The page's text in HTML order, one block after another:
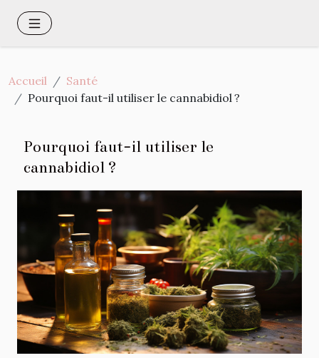
Accueil
Santé
Pourquoi faut-il utiliser le cannabidiol ?
Pourquoi faut-il utiliser le
cannabidiol ?